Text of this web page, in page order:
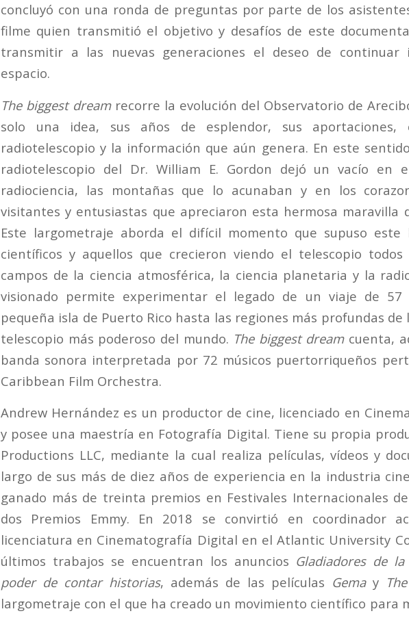
concluyó con una ronda de preguntas por parte de los
filme quien transmitió el objetivo y desafíos de este
transmitir a las nuevas generaciones el deseo de continuar
espacio.
The biggest dreamrecorre la evolución del Observatorio de
solo una idea, sus años de esplendor, sus aportaciones,
radiotelescopio y la información que aún genera. En este
radiotelescopio del Dr. William E. Gordon dejó un vacío en
radiociencia, las montañas que lo acunaban y en los
visitantes y entusiastas que apreciaron esta hermosa maravilla
Este largometraje aborda el difícil momento que supuso este
científicos y aquellos que crecieron viendo el telescopio
campos de la ciencia atmosférica, la ciencia planetaria y la
visionado permite experimentar el legado de un viaje de 57
pequeña isla de Puerto Rico hasta las regiones más profundas de
telescopio más poderoso del mundo. The biggest dream cuenta,
banda sonora interpretada por 72 músicos puertorriqueños
Caribbean Film Orchestra.
Andrew Hernández es un productor de cine, licenciado en
y posee una maestría en Fotografía Digital. Tiene su propia
Productions LLC, mediante la cual realiza películas, vídeos y
largo de sus más de diez años de experiencia en la industria
ganado más de treinta premios en Festivales Internacionales
dos Premios Emmy. En 2018 se convirtió en coordinador
licenciatura en Cinematografía Digital en el Atlantic University
últimos trabajos se encuentran los anuncios Gladiadores de
poder de contar historias, además de las películas Gemay
largometraje con el que ha creado un movimiento científico para